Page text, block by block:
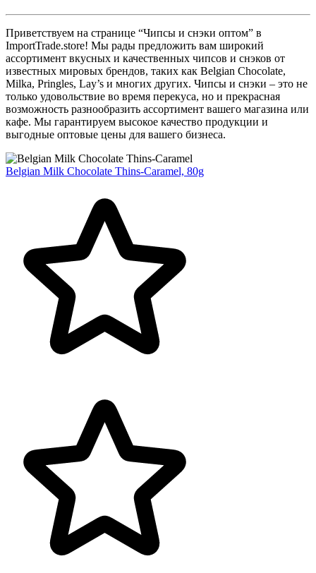
Приветствуем на странице “Чипсы и снэки оптом” в
ImportTrade.store! Мы рады предложить вам широкий
ассортимент вкусных и качественных чипсов и снэков от
известных мировых брендов, таких как Belgian Chocolate,
Milka, Pringles, Lay’s и многих других. Чипсы и снэки – это не
только удовольствие во время перекуса, но и прекрасная
возможность разнообразить ассортимент вашего магазина или
кафе. Мы гарантируем высокое качество продукции и
выгодные оптовые цены для вашего бизнеса.
Belgian Milk Chocolate Thins-Caramel, 80g